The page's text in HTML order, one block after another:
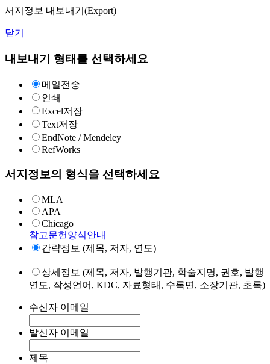
서지정보 내보내기(Export)
닫기
내보내기 형태를 선택하세요
메일전송
인쇄
Excel저장
Text저장
EndNote / Mendeley
RefWorks
서지정보의 형식을 선택하세요
MLA
APA
Chicago
참고문헌양식안내
간략정보 (제목, 저자, 연도)
상세정보 (제목, 저자, 발행기관, 학술지명, 권호, 발행
연도, 작성언어, KDC, 자료형태, 수록면, 소장기관, 초록)
수신자 이메일
발신자 이메일
제목